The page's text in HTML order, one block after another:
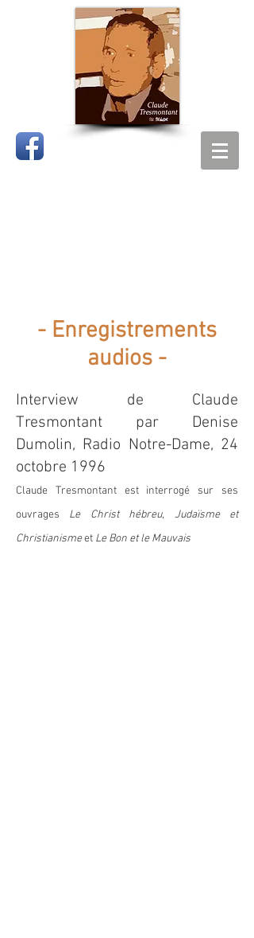
- Enregistrements
audios -
Interview de Claude
Tresmontant par Denise
Dumolin, Radio Notre-Dame, 24
octobre 1996
Claude Tresmontant est interrogé sur ses
ouvrages Le Christ hébreu, Judaïsme et
Christianismeet Le Bon et le Mauvais